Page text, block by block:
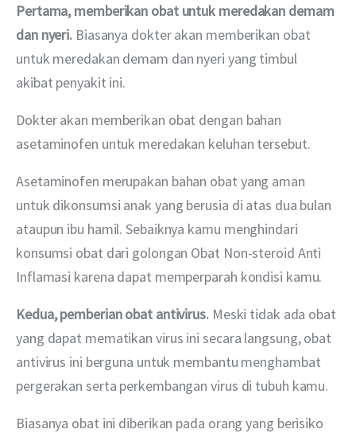
Pertama, memberikan obat untuk meredakan demam
dan nyeri. Biasanya dokter akan memberikan obat
untuk meredakan demam dan nyeri yang timbul
akibat penyakit ini.
Dokter akan memberikan obat dengan bahan
asetaminofen untuk meredakan keluhan tersebut.
Asetaminofen merupakan bahan obat yang aman
untuk dikonsumsi anak yang berusia di atas dua bulan
ataupun ibu hamil. Sebaiknya kamu menghindari
konsumsi obat dari golongan Obat Non-steroid Anti
Inflamasi karena dapat memperparah kondisi kamu.
Kedua, pemberian obat antivirus. Meski tidak ada obat
yang dapat mematikan virus ini secara langsung, obat
antivirus ini berguna untuk membantu menghambat
pergerakan serta perkembangan virus di tubuh kamu.
Biasanya obat ini diberikan pada orang yang berisiko